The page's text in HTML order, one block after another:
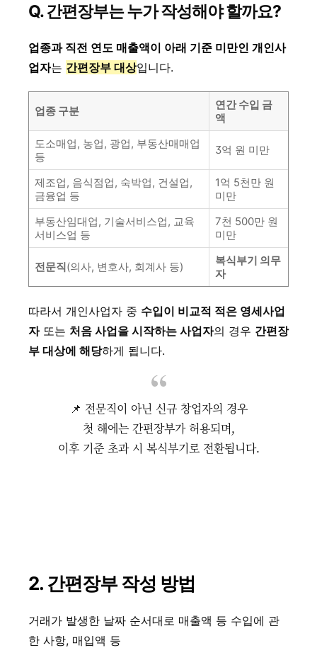
Q. 간편장부는 누가 작성해야 할까요?
업종과 직전 연도 매출액이 아래 기준 미만인 개인사
업자는 간편장부 대상입니다.
업종 구분
연간 수입 금
액
도소매업, 농업, 광업, 부동산매매업
등
3억 원 미만
제조업, 음식점업, 숙박업, 건설업,
금융업 등
1억 5천만 원
미만
부동산임대업, 기술서비스업, 교육
서비스업 등
7천 500만 원
미만
전문직(의사, 변호사, 회계사 등)
복식부기 의무
자
따라서 개인사업자 중 수입이 비교적 적은 영세사업
자 또는 처음 사업을 시작하는 사업자의 경우 간편장
부 대상에 해당하게 됩니다.
📌 전문직이 아닌 신규 창업자의 경우
첫 해에는 간편장부가 허용되며,
이후 기준 초과 시 복식부기로 전환됩니다.
2. 간편장부 작성 방법
거래가 발생한 날짜 순서대로 매출액 등 수입에 관
한 사항, 매입액 등